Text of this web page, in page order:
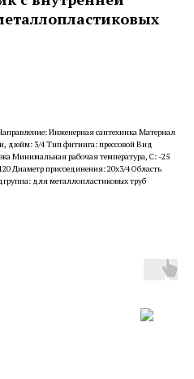
Инженерная сантехника Материал
дюйм: 3/4 Тип фитинга: прессовой Вид
Минимальная рабочая температура, С: -25
Диаметр присоединения: 20x3/4 Область
для металлопластиковых труб